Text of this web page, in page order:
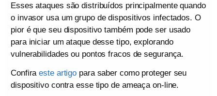
Esses ataques são distribuídos principalmente quando
o invasor usa um grupo de dispositivos infectados. O
pior é que seu dispositivo também pode ser usado
para iniciar um ataque desse tipo, explorando
vulnerabilidades ou pontos fracos de segurança.
Confiraeste artigo para saber como proteger seu
dispositivo contra esse tipo de ameaça on-line.